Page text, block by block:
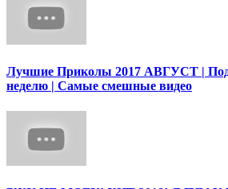
Лучшие Приколы 2017 АВГУСТ |
неделю | Самые смешные видео